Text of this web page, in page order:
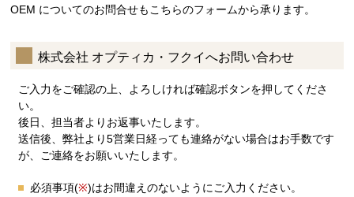
OEM についてのお問合せもこちらのフォームから承ります。
株式会社 オプティカ・フクイへお問い合わせ
ご入力をご確認の上、よろしければ確認ボタンを押してくださ
い。
後日、担当者よりお返事いたします。
送信後、弊社より5営業日経っても連絡がない場合はお手数です
が、ご連絡をお願いいたします。
必須事項(※)はお間違えのないようにご入力ください。